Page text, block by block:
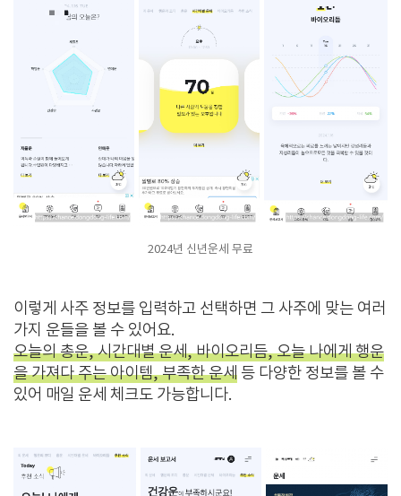
2024년 신년운세 무료
이렇게 사주 정보를 입력하고 선택하면 그 사주에 맞는 여러
가지 운들을 볼 수 있어요.
오늘의 총운, 시간대별 운세, 바이오리듬, 오늘 나에게 행운
을 가져다 주는 아이템, 부족한 운세 등 다양한 정보를 볼 수
있어 매일 운세 체크도 가능합니다.